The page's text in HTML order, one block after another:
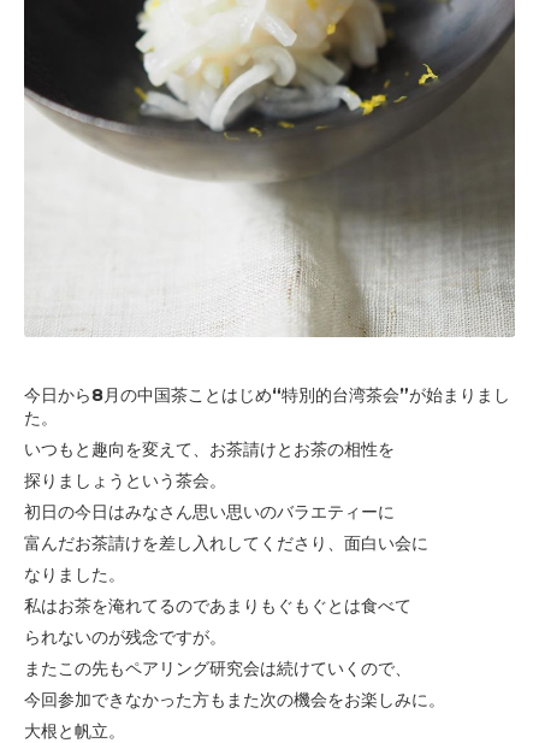
今日から8月の中国茶ことはじめ“特別的台湾茶会”が始まりまし
た。
いつもと趣向を変えて、お茶請けとお茶の相性を
探りましょうという茶会。
初日の今日はみなさん思い思いのバラエティーに
富んだお茶請けを差し入れしてくださり、 面白い会に
なりました。
私はお茶を淹れてるのであまりもぐもぐとは食べて
られないのが残念ですが。
またこの先もペアリング研究会は続けていくので、
今回参加できなかった方もまた次の機会をお楽しみに。
大根と帆立。